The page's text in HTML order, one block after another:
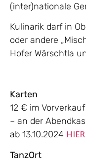
(inter)nationale
Kulinarik darf in
oder andere
Hofer Wärschtla
Karten
12 € im
– an der
ab 13.10.2024 HIER
TanzOrt